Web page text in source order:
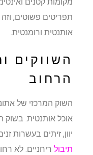
תפריטים פשוטים, וזה
אותנטית ורומנטית.
השווקים
הרחוב
השוק המרכזי של אתונה
אוכל אותנטית. בשוק
יוון, זיתים בעשרות זנים,
תיבולריחניים. לא רחוק